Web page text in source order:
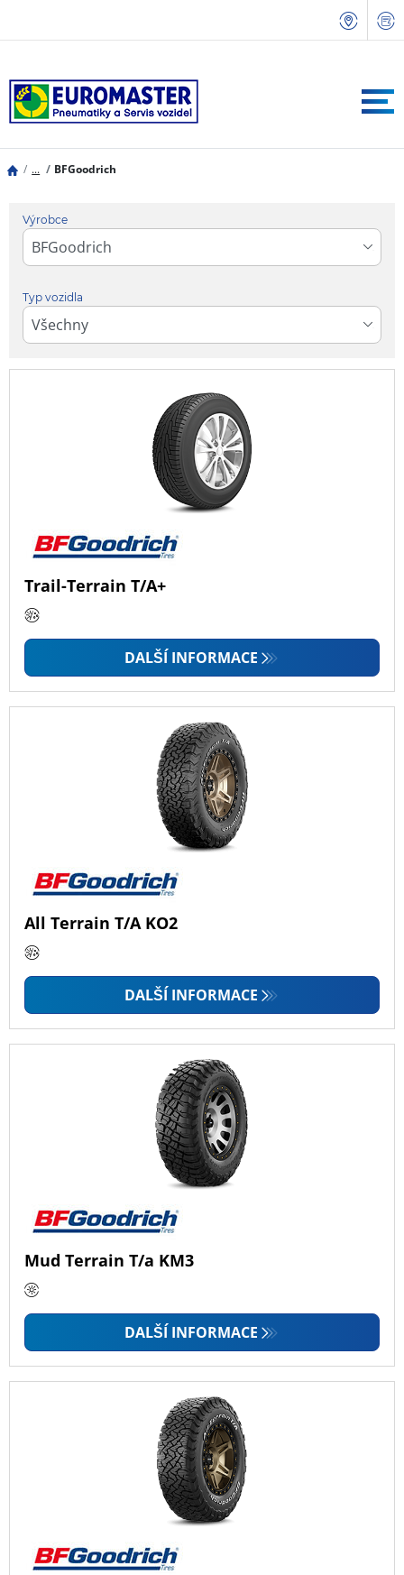
... BFGoodrich
Výrobce
Typ vozidla
Trail-Terrain T/A+
DALŠÍ INFORMACE
All Terrain T/A KO2
DALŠÍ INFORMACE
Mud Terrain T/a KM3
DALŠÍ INFORMACE